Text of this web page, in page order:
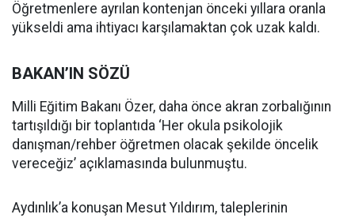
Öğretmenlere ayrılan kontenjan önceki yıllara oranla
yükseldi ama ihtiyacı karşılamaktan çok uzak kaldı.
BAKAN’IN SÖZÜ
Milli Eğitim Bakanı Özer, daha önce akran zorbalığının
tartışıldığı bir toplantıda ‘Her okula psikolojik
danışman/rehber öğretmen olacak şekilde öncelik
vereceğiz’ açıklamasında bulunmuştu.
Aydınlık’a konuşan Mesut Yıldırım, taleplerinin